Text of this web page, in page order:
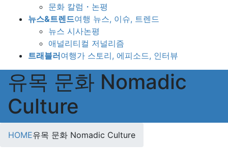
문화 칼럼・논평
뉴스&트렌드여행 뉴스, 이슈, 트렌드
뉴스 시사논평
애널리티컬 저널리즘
트래블러여행가 스토리, 에피소드, 인터뷰
유목 문화 Nomadic
Culture
HOME유목 문화 Nomadic Culture